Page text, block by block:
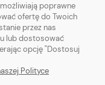
poprawne
ofertę do Twoich
przez nas
lub dostosować
opcję "Dostosuj
Polityce